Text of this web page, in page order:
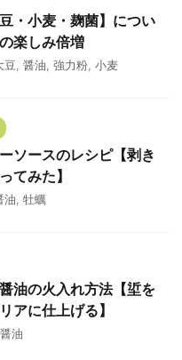
・小麦・麹菌】につい
楽しみ倍増
豆 醤油 強力粉 小麦
ソースのレシピ【剥き
てみた】
油 牡蠣
油の火入れ方法【垽を
アに仕上げる】
醤油